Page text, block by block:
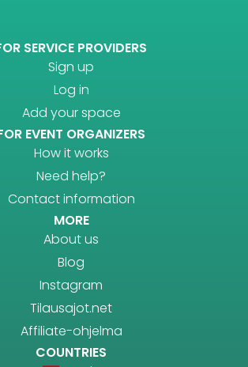
SERVICE PROVIDERS
Sign up
Log in
Add your space
EVENT ORGANIZERS
How it works
Need help?
Contact information
MORE
About us
Blog
Instagram
Tilausajot.net
Affiliate-ohjelma
COUNTRIES